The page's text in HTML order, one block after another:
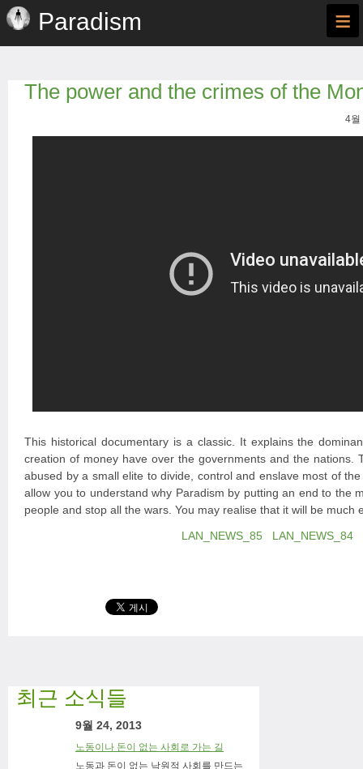
Paradism ≡
The power and the crimes of the
4월
This historical documentary is a classic. It explains the
creation of money have over the governments and the nations.
abused by a small elite to divide, control and enslave most of
allow you to understand why Paradism by putting an end to the
people and stop all the wars. You may realise that it will be much
LAN_NEWS_85
LAN_NEWS_84
최근 소식들
9월 24, 2013
노동이나 돈이 없는 사회로 가는 길
노동과 돈이 없는 낙원적 사회를 만드는